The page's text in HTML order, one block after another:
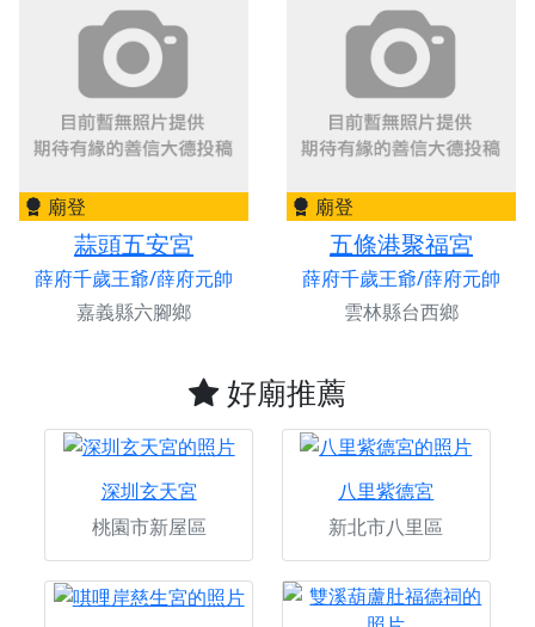
廟登
蒜頭五安宮
薛府千歲王爺/薛府元帥
嘉義縣六腳鄉
廟登
五條港聚福宮
薛府千歲王爺/薛府元帥
雲林縣台西鄉
好廟推薦
深圳玄天宮
桃園市新屋區
八里紫德宮
新北市八里區